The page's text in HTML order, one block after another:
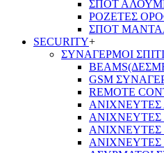
ΣΠΟΤ
ΡΟΖΕΤΕΣ
ΣΠΟΤ
SECURITY+
ΣΥΝΑΓΕΡΜΟΙ
GSM
REMOTE
ΑΝΙΧΝΕΥΤΕΣ
ΑΝΙΧΝΕΥΤΕΣ
ΑΝΙΧΝΕΥΤΕΣ
ΑΝΙΧΝΕΥΤΕΣ